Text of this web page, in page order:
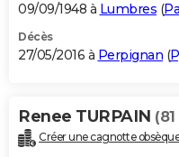
09/09/1948 à Lumbres (
Décès
27/05/2016 à Perpignan (
Renee TURPAIN
Créer une cagnotte